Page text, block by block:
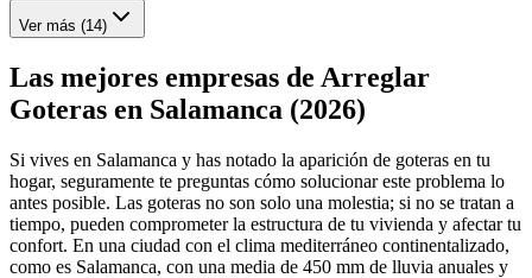
Ver más (14)
Las mejores empresas de Arreglar
Goteras en Salamanca (2026)
Si vives en Salamanca y has notado la aparición de goteras en tu
hogar, seguramente te preguntas cómo solucionar este problema lo
antes posible. Las goteras no son solo una molestia; si no se tratan a
tiempo, pueden comprometer la estructura de tu vivienda y afectar tu
confort. En una ciudad con el clima mediterráneo continentalizado,
como es Salamanca, con una media de 450 mm de lluvia anuales y